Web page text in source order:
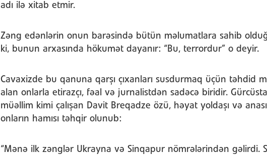
adı ilə xitab etmir.
Zəng edənlərin onun barəsində bütün məlumatlara sahib
ki, bunun arxasında hökumət dayanır: “Bu, terrordur” o deyir.
Cavaxizde bu qanuna qarşı çıxanları susdurmaq üçün təhdid
alan onlarla etirazçı, fəal və jurnalistdən sadəcə biridir.
müəllim kimi çalışan Davit Breqadze özü, həyat yoldaşı və
onların hamısı təhqir olunub:
“Mənə ilk zənglər Ukrayna və Sinqapur nömrələrindən gəlirdi.